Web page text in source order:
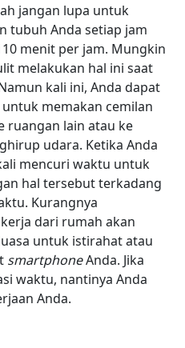
jangan lupa untuk
tubuh Anda setiap jam
menit per jam. Mungkin
melakukan hal ini saat
kali ini, Anda dapat
memakan cemilan
ruangan lain atau ke
udara. Ketika Anda
mencuri waktu untuk
hal tersebut terkadang
Kurangnya
dari rumah akan
untuk istirahat atau
smartphoneAnda. Jika
waktu, nantinya Anda
Anda.